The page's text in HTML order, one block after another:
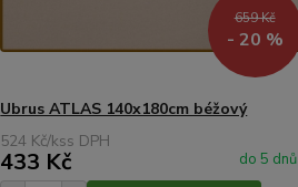
659 Kč
- 20 %
Ubrus ATLAS 140x180cm béžový
524 Kč/ks
433 Kč do 5 dnů